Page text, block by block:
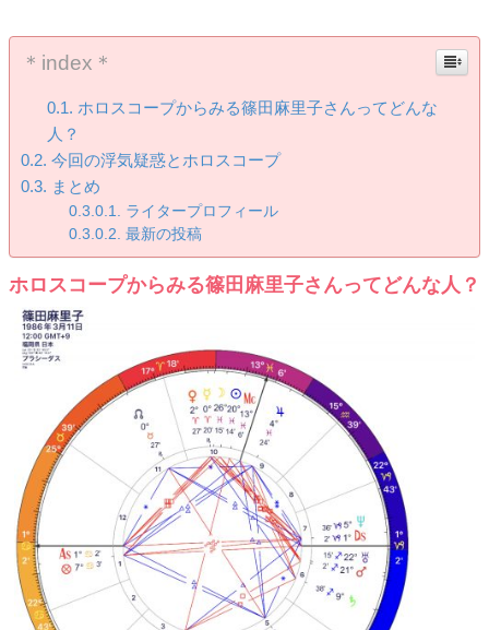
＊index＊
ホロスコープからみる篠田麻里子さんってどんな
人？
今回の浮気疑惑とホロスコープ
まとめ
ライタープロフィール
最新の投稿
ホロスコープからみる篠田麻里子さんってどんな人？